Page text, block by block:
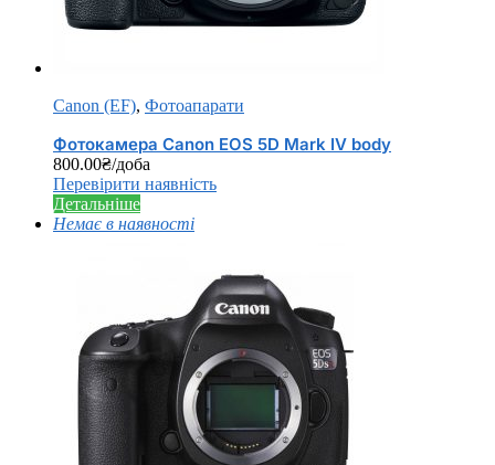
Canon (EF), Фотоапарати
Фотокамера Canon EOS 5D Mark IV body
800.00₴/доба
Перевірити наявність
Детальніше
Немає в наявності